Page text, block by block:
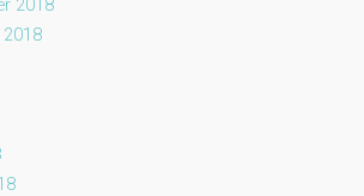
2018